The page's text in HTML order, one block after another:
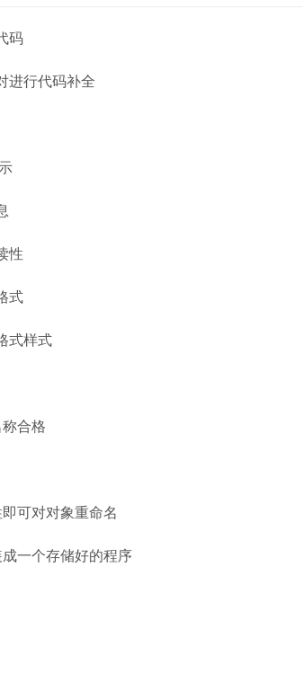
码
进行代码补全
性
式
式样式
合格
可对对象重命名
一个存储好的程序